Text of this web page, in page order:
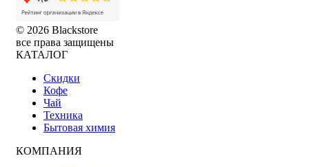
© 2026 Blackstore
все права защищены
КАТАЛОГ
Скидки
Кофе
Чай
Техника
Бытовая химия
КОМПАНИЯ